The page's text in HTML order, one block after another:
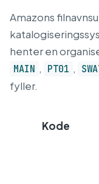
Amazons
henter en
MAIN , PT01 ,
fyller.
Kode